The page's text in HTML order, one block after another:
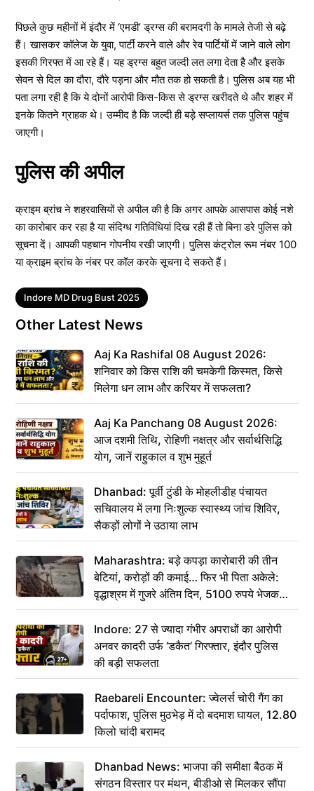
पिछले कुछ महीनों में इंदौर में ‘एमडी’ ड्रग्स की बरामदगी के मामले तेजी से बढ़े
हैं। खासकर कॉलेज के युवा, पार्टी करने वाले और रेव पार्टियों में जाने वाले लोग
इसकी गिरफ्त में आ रहे हैं। यह ड्रग्स बहुत जल्दी लत लगा देता है और इसके
सेवन से दिल का दौरा, दौरे पड़ना और मौत तक हो सकती है। पुलिस अब यह भी
पता लगा रही है कि ये दोनों आरोपी किस-किस से ड्रग्स खरीदते थे और शहर में
इनके कितने ग्राहक थे। उम्मीद है कि जल्दी ही बड़े सप्लायर्स तक पुलिस पहुंच
जाएगी।
पुलिस की अपील
क्राइम ब्रांच ने शहरवासियों से अपील की है कि अगर आपके आसपास कोई नशे
का कारोबार कर रहा है या संदिग्ध गतिविधियां दिख रही हैं तो बिना डरे पुलिस को
सूचना दें। आपकी पहचान गोपनीय रखी जाएगी। पुलिस कंट्रोल रूम नंबर 100
या क्राइम ब्रांच के नंबर पर कॉल करके सूचना दे सकते हैं।
Tags
Indore MD Drug Bust 2025
Other Latest News
Aaj Ka Rashifal 08 August 2026:
शनिवार को किस राशि की चमकेगी किस्मत, किसे
मिलेगा धन लाभ और करियर में सफलता?
Aaj Ka Panchang 08 August 2026:
आज दशमी तिथि, रोहिणी नक्षत्र और सर्वार्थसिद्धि
योग, जानें राहुकाल व शुभ मुहूर्त
Dhanbad: पूर्वी टुंडी के मोहलीडीह पंचायत
सचिवालय में लगा निःशुल्क स्वास्थ्य जांच शिविर,
सैकड़ों लोगों ने उठाया लाभ
Maharashtra: बड़े कपड़ा कारोबारी की तीन
बेटियां, करोड़ों की कमाई… फिर भी पिता अकेले:
वृद्धाश्रम में गुजरे अंतिम दिन, 5100 रुपये भेजकर
कहा– अंतिम संस्कार कर दीजिए हम नहीं आ पाएंगे
Indore: 27 से ज्यादा गंभीर अपराधों का आरोपी
अनवर कादरी उर्फ ‘डकैत’ गिरफ्तार, इंदौर पुलिस
की बड़ी सफलता
Raebareli Encounter: ज्वेलर्स चोरी गैंग का
पर्दाफाश, पुलिस मुठभेड़ में दो बदमाश घायल, 12.80
किलो चांदी बरामद
Dhanbad News: भाजपा की समीक्षा बैठक में
संगठन विस्तार पर मंथन, बीडीओ से मिलकर सौंपा